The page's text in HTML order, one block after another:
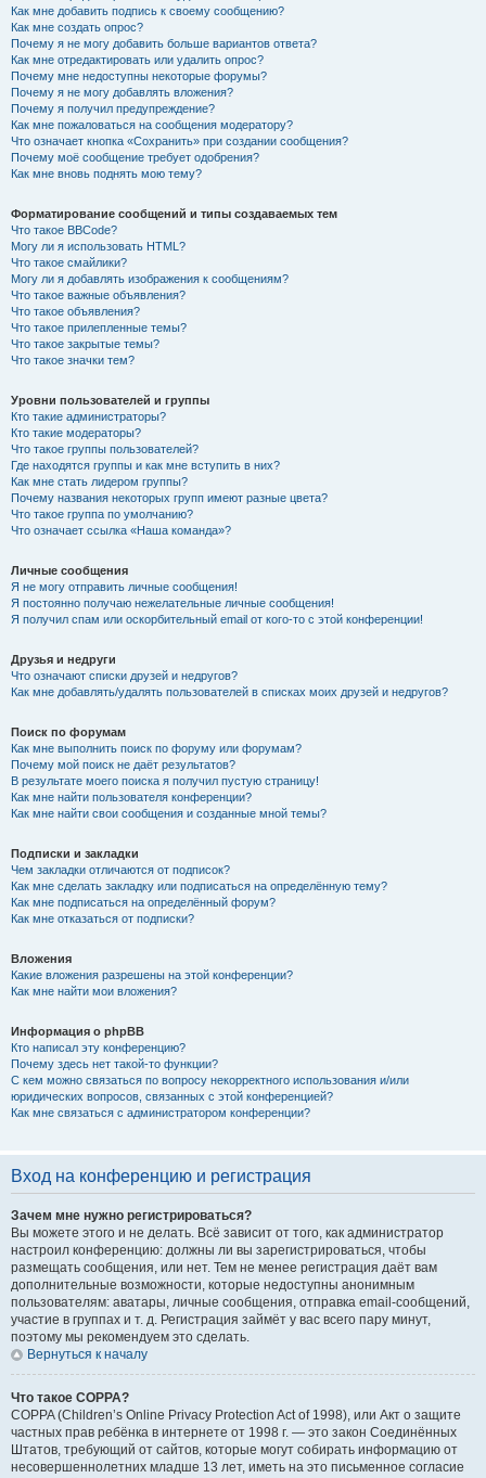
Как мне добавить подпись к своему сообщению?
Как мне создать опрос?
Почему я не могу добавить больше вариантов ответа?
Как мне отредактировать или удалить опрос?
Почему мне недоступны некоторые форумы?
Почему я не могу добавлять вложения?
Почему я получил предупреждение?
Как мне пожаловаться на сообщения модератору?
Что означает кнопка «Сохранить» при создании сообщения?
Почему моё сообщение требует одобрения?
Как мне вновь поднять мою тему?
Форматирование сообщений и типы создаваемых тем
Что такое BBCode?
Могу ли я использовать HTML?
Что такое смайлики?
Могу ли я добавлять изображения к сообщениям?
Что такое важные объявления?
Что такое объявления?
Что такое прилепленные темы?
Что такое закрытые темы?
Что такое значки тем?
Уровни пользователей и группы
Кто такие администраторы?
Кто такие модераторы?
Что такое группы пользователей?
Где находятся группы и как мне вступить в них?
Как мне стать лидером группы?
Почему названия некоторых групп имеют разные цвета?
Что такое группа по умолчанию?
Что означает ссылка «Наша команда»?
Личные сообщения
Я не могу отправить личные сообщения!
Я постоянно получаю нежелательные личные сообщения!
Я получил спам или оскорбительный email от кого-то с этой конференции!
Друзья и недруги
Что означают списки друзей и недругов?
Как мне добавлять/удалять пользователей в списках моих друзей и недругов?
Поиск по форумам
Как мне выполнить поиск по форуму или форумам?
Почему мой поиск не даёт результатов?
В результате моего поиска я получил пустую страницу!
Как мне найти пользователя конференции?
Как мне найти свои сообщения и созданные мной темы?
Подписки и закладки
Чем закладки отличаются от подписок?
Как мне сделать закладку или подписаться на определённую тему?
Как мне подписаться на определённый форум?
Как мне отказаться от подписки?
Вложения
Какие вложения разрешены на этой конференции?
Как мне найти мои вложения?
Информация о phpBB
Кто написал эту конференцию?
Почему здесь нет такой-то функции?
С кем можно связаться по вопросу некорректного использования и/или
юридических вопросов, связанных с этой конференцией?
Как мне связаться с администратором конференции?
Вход на конференцию и регистрация
Зачем мне нужно регистрироваться?
Вы можете этого и не делать. Всё зависит от того, как администратор
настроил конференцию: должны ли вы зарегистрироваться, чтобы
размещать сообщения, или нет. Тем не менее регистрация даёт вам
дополнительные возможности, которые недоступны анонимным
пользователям: аватары, личные сообщения, отправка email-сообщений,
участие в группах и т. д. Регистрация займёт у вас всего пару минут,
поэтому мы рекомендуем это сделать.
Вернуться к началу
Что такое COPPA?
COPPA (Children’s Online Privacy Protection Act of 1998), или Акт о защите
частных прав ребёнка в интернете от 1998 г. — это закон Соединённых
Штатов, требующий от сайтов, которые могут собирать информацию от
несовершеннолетних младше 13 лет, иметь на это письменное согласие